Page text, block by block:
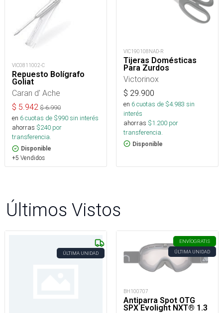
VIC0811002-C
Repuesto Bolígrafo
Goliat
Caran d' Ache
$ 5.942 $6.990
en 6cuotas de $990sin interés
ahorras $240 por
transferencia.
Disponible
+5 Vendidos
VIC190108NAD-R
Tijeras Domésticas
Para Zurdos
Victorinox
$ 29.900
en 6cuotas de $4.983 sin
interés
ahorras $1.200 por
transferencia.
Disponible
Últimos Vistos
ÚLTIMA UNIDAD
ENVÍOGRATIS
ÚLTIMA UNIDAD
BH100707
Antiparra Spot OTG
SPX Evolight NXT® 1.3